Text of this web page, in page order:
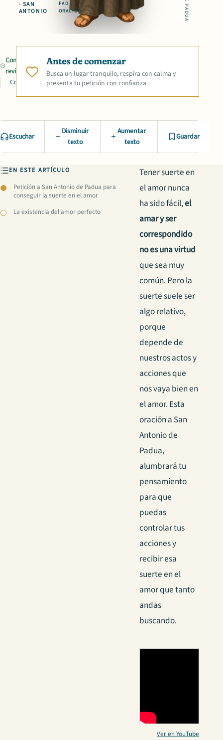
· SAN
ANTONIO
FAD /
ORACIÓN
Contenido
revisado
Compartir
Antes de comenzar
Busca un lugar tranquilo, respira con calma y
presenta tu petición con confianza.
Escuchar
Disminuir
texto
Aumentar
texto
Guardar
EN ESTE ARTÍCULO
Petición a San Antonio de Padua para
conseguir la suerte en el amor
La existencia del amor perfecto
Tener suerte en
el amor nunca
ha sido fácil,el
amar y ser
correspondido
no es una virtud
que sea muy
común. Pero la
suerte suele ser
algo relativo,
porque
depende de
nuestros actos y
acciones que
nos vaya bien en
el amor. Esta
oración a San
Antonio de
Padua,
alumbrará tu
pensamiento
para que
puedas
controlar tus
acciones y
recibir esa
suerte en el
amor que tanto
andas
buscando.
Ver en YouTube